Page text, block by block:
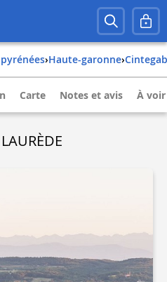
pyrénées› haute-garonne›
Carte Notes et avis À